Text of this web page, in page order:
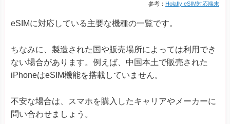
Xperia
Xperia 5 IV
Xperia 10 V Fun Edition SO-52D
AQUOS
AQUOS R8シリーズ
AQUOS R7
AQUOS sense7シリーズ
AQUOS sense6
AQUOS sense6s
参考： Holafly eSIM対応端末
eSIMに対応している主要な機種の一覧です。
ちなみに、製造された国や販売場所によっては利用でき
ない場合があります。例えば、中国本土で販売された
iPhoneはeSIM機能を搭載していません。
不安な場合は、スマホを購入したキャリアやメーカーに
問い合わせましょう。